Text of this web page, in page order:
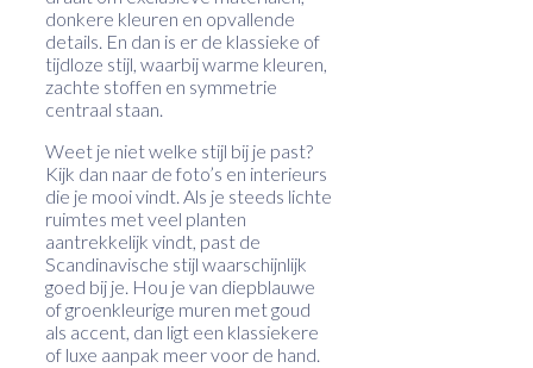
donkere kleuren en opvallende
details. En dan is er de klassieke of
tijdloze stijl, waarbij warme kleuren,
zachte stoffen en symmetrie
centraal staan.
Weet je niet welke stijl bij je past?
Kijk dan naar de foto’s en interieurs
die je mooi vindt. Als je steeds lichte
ruimtes met veel planten
aantrekkelijk vindt, past de
Scandinavische stijl waarschijnlijk
goed bij je. Hou je van diepblauwe
of groenkleurige muren met goud
als accent, dan ligt een klassiekere
of luxe aanpak meer voor de hand.